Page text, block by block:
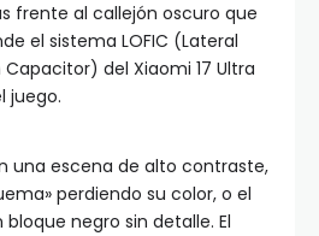
frente al callejón oscuro que
el sistema LOFIC (Lateral
del Xiaomi 17 Ultra
juego.
una escena de alto contraste,
perdiendo su color, o el
negro sin detalle. El